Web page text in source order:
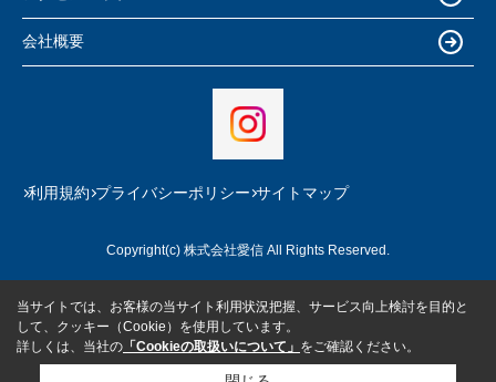
会社概要
利用規約 プライバシーポリシー サイトマップ
Copyright(c) 株式会社愛信 All Rights Reserved.
当サイトでは、お客様の当サイト利用状況把握、サービス向上検討を目的と
して、クッキー（Cookie）を使用しています。
詳しくは、当社の 「Cookieの取扱いについて」 をご確認ください。